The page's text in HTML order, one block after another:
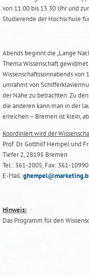
von 11.00 bis 13.30 Uhr und
Studierende der Hochschule
Abends beginnt die „Lange
Thema Wissenschaft
Wissenschaftssonnabends von
umrahmt von
der Nähe zu betrachten. Zu
die anderen kann man in der
erreichen – Bremen ist klein,
Koordiniert wird der
Prof. Dr. Gotthilf Hempel und
Tiefer 2, 28195 Bremen
Tel.: 361-2005, Fax: 361-10990
E-Mail:
Hinweis:
Das Programm für den